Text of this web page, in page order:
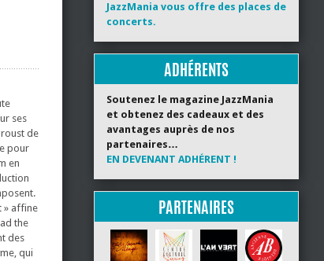
ses
de
pour
en
» affine
the
des
qui
JazzMania vous offre des places de
concerts.
ADHÉRENTS
Soutenez le magazine JazzMania
et obtenez des cadeaux et des
avantages auprès de nos
partenaires…
EN DEVENANT ADHÉRENT !
PARTENAIRES